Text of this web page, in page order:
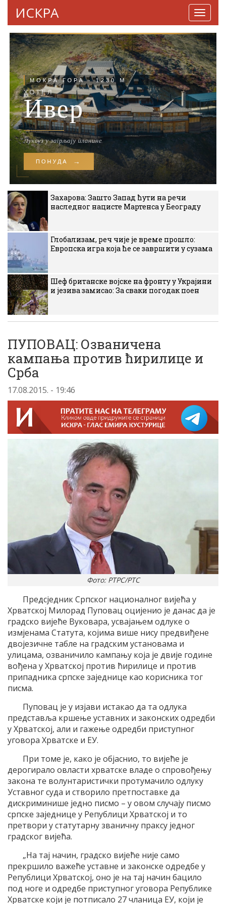
ИСКРА
Захарова: Зашто Запад ћути на речи
наследног нацисте Мартенса у Београду
Глобализам, реч чије је време прошло:
Европска игра која ће се завршити у сузама
Шеф британске војске на фронту у Украјини
и језива замисао: За сваки погодак поен
ПУПОВАЦ: Озваничена
кампања против ћирилице и
Срба
17.08.2015. - 19:46
Фото: РТРС/РТС
Предсједник Српског националног вијећа у
Хрватској Милорад Пуповац оцијенио је данас да је
градско вијеће Вуковара, усвајањем одлуке о
измјенама Статута, којима више нису предвиђене
двојезичне табле на градским установама и
улицама, озваничило кампању која је двије године
вођена у Хрватској против ћирилице и против
припадника српске заједнице као корисника тог
писма.
Пуповац је у изјави истакао да та одлука
представља кршење уставних и законских одредби
у Хрватској, али и гажење одредби приступног
уговора Хрватске и ЕУ.
При томе је, како је објаснио, то вијеће је
дерогирало овласти хрватске владе о спровођењу
закона те волунтаристички протумачило одлуку
Уставног суда и створило претпоставке да
дискриминише једно писмо – у овом случају писмо
српске заједнице у Републици Хрватској и то
претвори у статутарну званичну праксу једног
градског вијећа.
„На тај начин, градско вијеће није само
прекршило важеће уставне и законске одредбе у
Републици Хрватској, оно је на тај начин бацило
под ноге и одредбе приступног уговора Републике
Хрватске који је потписало 27 чланица ЕУ, који је